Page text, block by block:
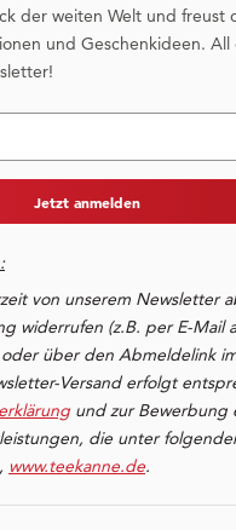
der weiten Welt und freust
und Geschenkideen.
Jetzt anmelden
von unserem Newsletter
widerrufen (z.B. per E-Mail
oder über den Abmeldelink
Versand erfolgt
und zur Bewerbung
die unter
www.teekanne.de.